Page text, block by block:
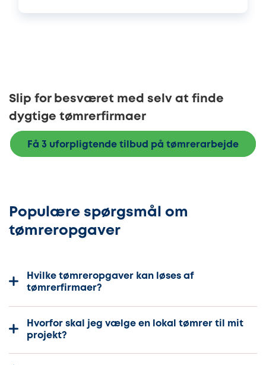
Slip for besværet med selv at finde
dygtige tømrerfirmaer
Få 3 uforpligtende tilbud på tømrerarbejde
Populære spørgsmål om
tømreropgaver
Hvilke tømreropgaver kan løses af
tømrerfirmaer?
Hvorfor skal jeg vælge en lokal tømrer til mit
projekt?